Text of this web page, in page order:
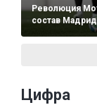
Революция
состав
Цифра